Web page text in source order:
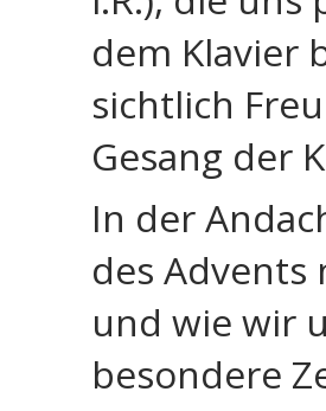
dem Klavier
sichtlich
Gesang der
In der
des
und wie wir
besondere